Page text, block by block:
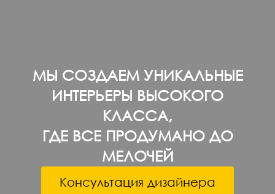
МЫ СОЗДАЕМ УНИКАЛЬНЫЕ
ИНТЕРЬЕРЫ ВЫСОКОГО
КЛАССА,
ГДЕ ВСЕ ПРОДУМАНО ДО
МЕЛОЧЕЙ
Консультация дизайнера